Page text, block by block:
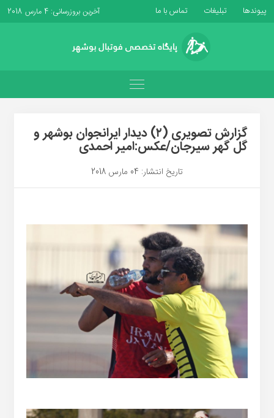
پیوندها تبلیغات تماس با ما آخرین بروزرسانی: 4 مارس 2018
گزارش تصویری (۲) دیدار ایرانجوان بوشهر و
گل گهر سیرجان/عکس:امیر احمدی
تاریخ انتشار: 04 مارس 2018